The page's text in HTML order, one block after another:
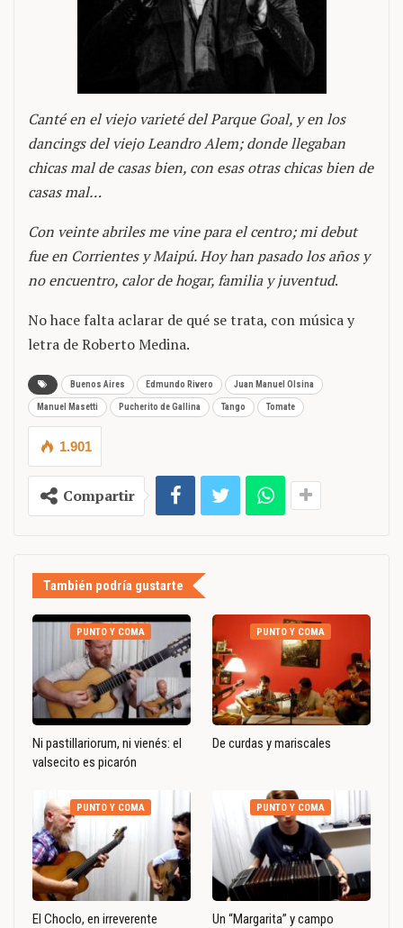
Canté en el viejo varieté del Parque Goal, y en los
dancings del viejo Leandro Alem; donde llegaban
chicas mal de casas bien, con esas otras chicas bien de
casas mal…
Con veinte abriles me vine para el centro; mi debut
fue en Corrientes y Maipú. Hoy han pasado los años y
no encuentro, calor de hogar, familia y juventud.
No hace falta aclarar de qué se trata, con música y
letra de Roberto Medina.
Buenos Aires Edmundo Rivero Juan Manuel Olsina
Manuel Masetti Pucherito de Gallina Tango Tomate
1.901
Compartir
También podría gustarte
PUNTO Y COMA
Ni pastillariorum, ni vienés: el
valsecito es picarón
PUNTO Y COMA
De curdas y mariscales
PUNTO Y COMA
El Choclo, en irreverente
PUNTO Y COMA
Un “Margarita” y campo